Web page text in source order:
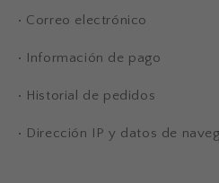
• Correo electrónico
• Información de pago
• Historial de pedidos
• Dirección IP y datos de